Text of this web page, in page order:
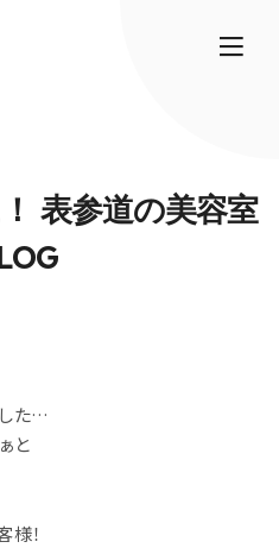
表参道の美容室
た…
と
様！